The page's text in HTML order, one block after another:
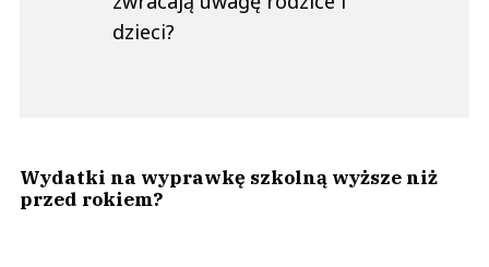
dzieci?
Wydatki na wyprawkę szkolną wyższe niż
przed rokiem?